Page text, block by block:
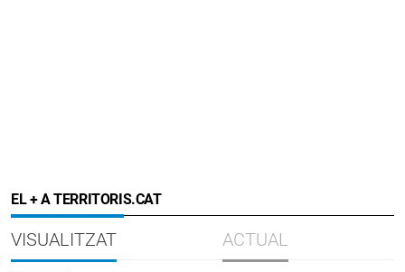
EL + A TERRITORIS.CAT
VISUALITZAT ACTUAL